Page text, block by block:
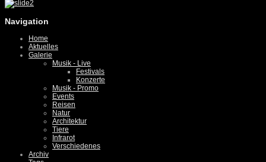
Navigation
Home
Aktuelles
Galerie
Musik - Live
Festivals
Konzerte
Musik - Promo
Events
Reisen
Natur
Architektur
Tiere
Infrarot
Verschiedenes
Archiv